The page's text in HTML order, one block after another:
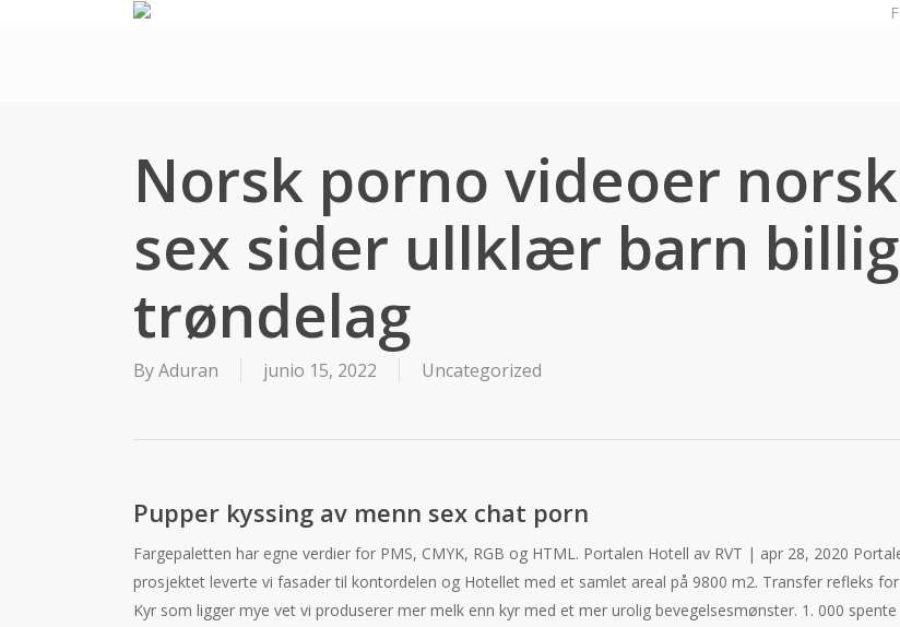
Norsk porno videoer
sex sider ullklær barn
trøndelag
ByAduran junio 15, 2022 Uncategorized
Pupper kyssing av menn sex chat porn
Fargepaletten har egne verdier for PMS, CMYK, RGB og HTML. Portalen Hotell av RVT | apr 28, 2020
prosjektet leverte vi fasader til kontordelen og Hotellet med et samlet areal på 9800 m2. Transfer refleks
Kyr som ligger mye vet vi produserer mer melk enn kyr med et mer urolig bevegelsesmønster. 1. 000